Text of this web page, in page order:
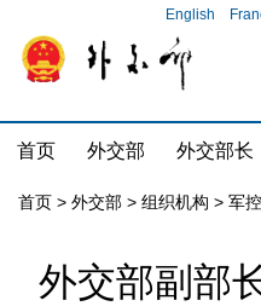
English
首页 外交部 外交部长
首页 > 外交部 > 组织机构 > 军
外交部副部